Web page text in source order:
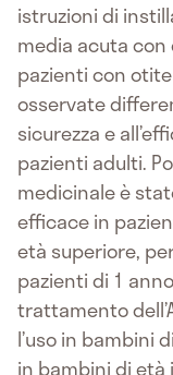
istruzioni di
media acuta
pazienti con
osservate
sicurezza e
pazienti adulti.
medicinale è
efficace in
età superiore,
pazienti di 1
trattamento
l’uso in bambini
in bambini di età